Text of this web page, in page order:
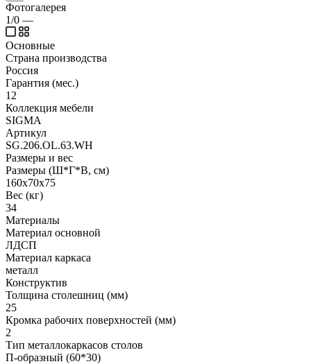
Фотогалерея
1/0 —
Основные
Страна производства
Россия
Гарантия (мес.)
12
Коллекция мебели
SIGMA
Артикул
SG.206.OL.63.WH
Размеры и вес
Размеры (Ш*Г*В, см)
160x70x75
Вес (кг)
34
Материалы
Материал основной
ЛДСП
Материал каркаса
металл
Конструктив
Толщина столешниц (мм)
25
Кромка рабочих поверхностей (мм)
2
Тип металлокаркасов столов
П-образный (60*30)